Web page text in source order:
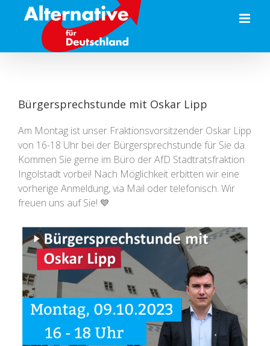
Bürgersprechstunde mit Oskar Lipp
Am Montag ist unser Fraktionsvorsitzender Oskar Lipp
von 16-18 Uhr bei der Bürgersprechstunde für Sie da.
Kommen Sie gerne im Büro der AfD Stadtratsfraktion
Ingolstadt vorbei! Nach Möglichkeit erbitten wir eine
vorherige Anmeldung, via Mail oder telefonisch. Wir
freuen uns auf Sie! 💙